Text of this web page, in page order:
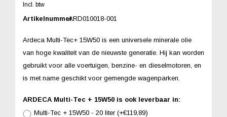
Incl. btw
Artikelnummer:ARD010018-001
Ardeca Multi-Tec+ 15W50 is een universele minerale olie
van hoge kwaliteit van de nieuwste generatie. Hij kan worden
gebruikt voor alle voertuigen, benzine- en dieselmotoren, en
is met name geschikt voor gemengde wagenparken.
ARDECA Multi-Tec + 15W50 is ook leverbaar in:
Multi-Tec + 15W50 - 20 liter (+€119,89)